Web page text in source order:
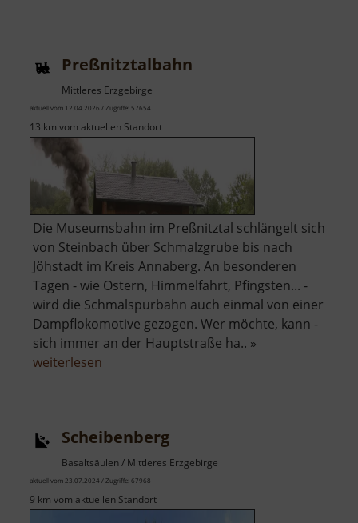
Preßnitztalbahn
Mittleres Erzgebirge
aktuell vom 12.04.2026 / Zugriffe: 57654
13 km vom aktuellen Standort
Die Museumsbahn im Preßnitztal schlängelt sich
von Steinbach über Schmalzgrube bis nach
Jöhstadt im Kreis Annaberg. An besonderen
Tagen - wie Ostern, Himmelfahrt, Pfingsten... -
wird die Schmalspurbahn auch einmal von einer
Dampflokomotive gezogen. Wer möchte, kann -
sich immer an der Hauptstraße ha.. »
weiterlesen
Scheibenberg
Basaltsäulen / Mittleres Erzgebirge
aktuell vom 23.07.2024 / Zugriffe: 67968
9 km vom aktuellen Standort